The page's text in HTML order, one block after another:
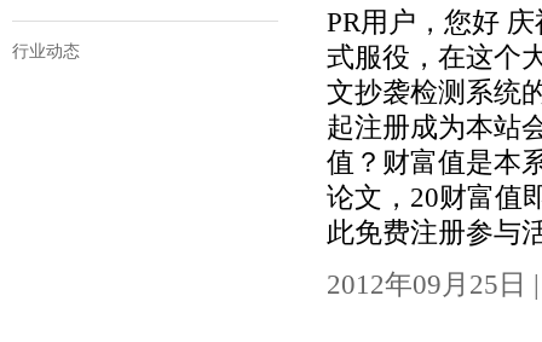
行业动态
PR用户，您好
式服役，在这个
文抄袭检测系统
起注册成为本站
值？财富值是本
论文，20财富值
此免费注册参与
2012年09月25日